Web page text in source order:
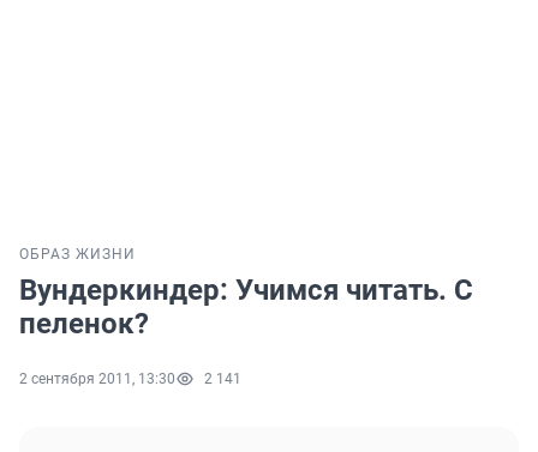
ОБРАЗ ЖИЗНИ
Вундеркиндер: Учимся читать. С
пеленок?
2 сентября 2011, 13:30 2 141